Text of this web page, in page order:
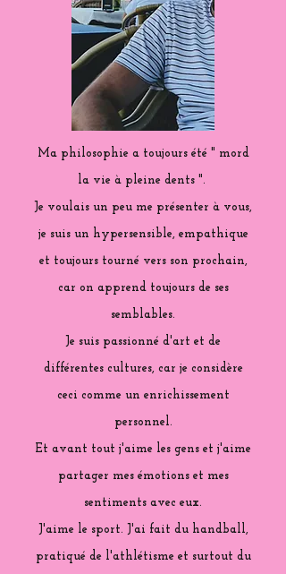
Ma philosophie a toujours été " mord
la vie à pleine dents ".
Je voulais un peu me présenter à vous,
je suis un hypersensible, empathique
et toujours tourné vers son prochain,
car on apprend toujours de ses
semblables.
Je suis passionné d'art et de
différentes cultures, car je considère
ceci comme un enrichissement
personnel.
Et avant tout j'aime les gens et j'aime
partager mes émotions et mes
sentiments avec eux.
J'aime le sport. J'ai fait du handball,
pratiqué de l'athlétisme et surtout du